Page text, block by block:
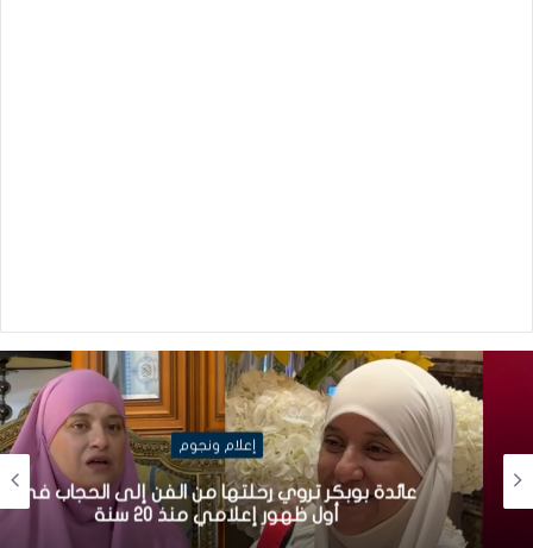
إعلام ونجوم
عائدة بوبكر تروي رحلتها من الفن إلى الحجاب في
أول ظهور إعلامي منذ 20 سنة